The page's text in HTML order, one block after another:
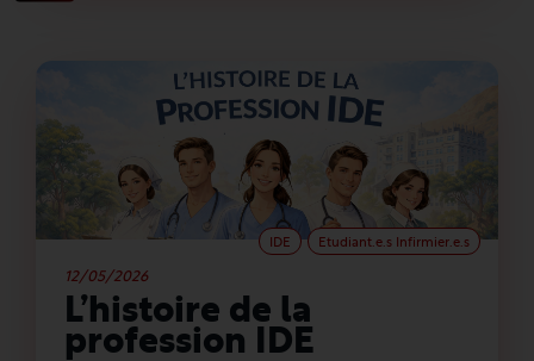
Etudiant.e.s Infirmier.e.s
IDE
12/05/2026
L’histoire de la
profession IDE